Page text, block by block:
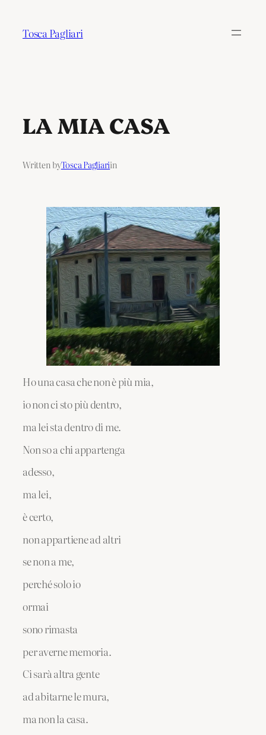
Tosca Pagliari
LA MIA CASA
Written byTosca Pagliariin
Ho una casa che non è più mia,
io non ci sto più dentro,
ma lei sta dentro di me.
Non so a chi appartenga
adesso,
ma lei,
è certo,
non appartiene ad altri
se non a me,
perché solo io
ormai
sono rimasta
per averne memoria.
Ci sarà altra gente
ad abitarne le mura,
ma non la casa.